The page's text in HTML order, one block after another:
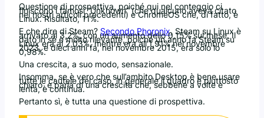
Questione di prospettiva, poiché qui nel conteggio ci
finiscono i famosi “Unknown” (che qualcuno aveva citato
nei nostri articoli precedenti) e ChromeOS che, di fatto, è
Linux. Risultato, 11%.
E che dire di Steam? Secondo Phoronix, Steam su Linux è
arrivato al 3,2%, con un aumento dello 0,15% sul mese. Il
dato in sé è molto rilevante, poiché un anno fa Steam su
Linux era al 2,03%, mentre era all’1,91% nel novembre
2023, e dieci anni fa, nel novembre 2015, era solo lo
0,98%.
Una crescita, a suo modo, sensazionale.
Insomma, se è vero che sull’ambito Desktop è bene usare
tutte le cautele del caso, in generale il quadro è piuttosto
chiaro, e parla di una crescita che, sebbene a volte è
lenta, è continua.
Pertanto sì, è tutta una questione di prospettiva.